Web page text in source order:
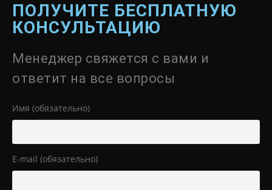
ПОЛУЧИТЕ БЕСПЛАТНУЮ
КОНСУЛЬТАЦИЮ
Менеджер свяжется с вами и
ответит на все вопросы
Имя (обязательно)
E-mail (обязательно)